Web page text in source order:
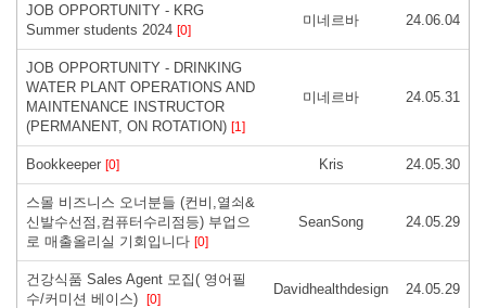
JOB OPPORTUNITY - KRG
Summer students 2024 [0]
미네르바 24.06.04
JOB OPPORTUNITY - DRINKING
WATER PLANT OPERATIONS AND
MAINTENANCE INSTRUCTOR
(PERMANENT, ON ROTATION) [1]
미네르바 24.05.31
Bookkeeper [0] Kris 24.05.30
스몰 비즈니스 오너분들 (컨비,열쇠&
신발수선점,컴퓨터수리점등) 부업으
로 매출올리실 기회입니다 [0]
SeanSong 24.05.29
건강식품 Sales Agent 모집( 영어필
수/커미션 베이스) [0]
Davidhealthdesign 24.05.29